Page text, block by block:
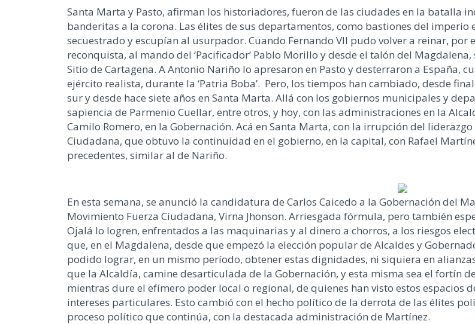
Santa Marta y Pasto, afirman los historiadores, fueron de las ciudades en la batalla
banderitas a la corona. Las élites de sus departamentos, como bastiones del
secuestrado y escupían al usurpador. Cuando Fernando VII pudo volver a reinar,
reconquista, al mando del ‘Pacificador’ Pablo Morillo y desde el talón del
Sitio de Cartagena. A Antonio Nariño lo apresaron en Pasto y desterraron a España,
ejército realista, durante la ‘Patria Boba’. Pero, los tiempos han cambiado, desde
sur y desde hace siete años en Santa Marta. Allá con los gobiernos municipales y
sapiencia de Parmenio Cuellar, entre otros, y hoy, con las administraciones en la
Camilo Romero, en la Gobernación. Acá en Santa Marta, con la irrupción del
Ciudadana, que obtuvo la continuidad en el gobierno, en la capital, con Rafael
precedentes, similar al de Nariño.
En esta semana, se anunció la candidatura de Carlos Caicedo a la Gobernación del
Movimiento Fuerza Ciudadana, Virna Jhonson. Arriesgada fórmula, pero también
Ojalá lo logren, enfrentados a las maquinarias y al dinero a chorros, a los riesgos
que, en el Magdalena, desde que empezó la elección popular de Alcaldes y
podido lograr, en un mismo período, obtener estas dignidades, ni siquiera en
que la Alcaldía, camine desarticulada de la Gobernación, y esta misma sea el fortín
mientras dure el efímero poder local o regional, de quienes han visto estos espacios
intereses particulares. Esto cambió con el hecho político de la derrota de las élites
proceso político que continúa, con la destacada administración de Martínez.